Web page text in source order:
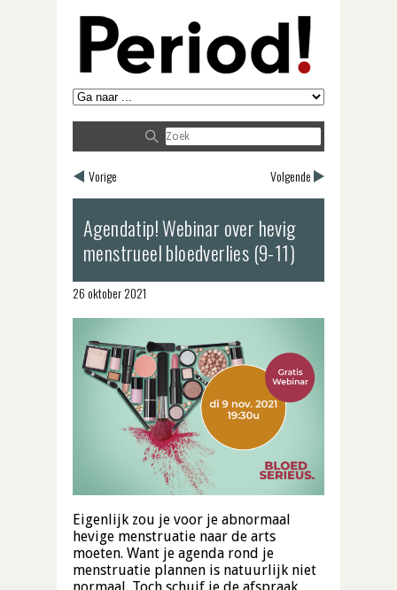
Vorige Volgende
Agendatip! Webinar over hevig
menstrueel bloedverlies (9-11)
26 oktober 2021
Eigenlijk zou je voor je abnormaal
hevige menstruatie naar de arts
moeten. Want je agenda rond je
menstruatie plannen is natuurlijk niet
normaal. Toch schuif je de afspraak